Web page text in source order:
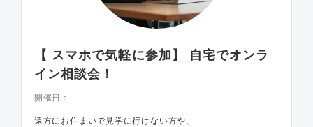
【 スマホで気軽に参加】 自宅でオンラ
イン相談会！
開催日：
遠方にお住まいで見学に行けない方や、